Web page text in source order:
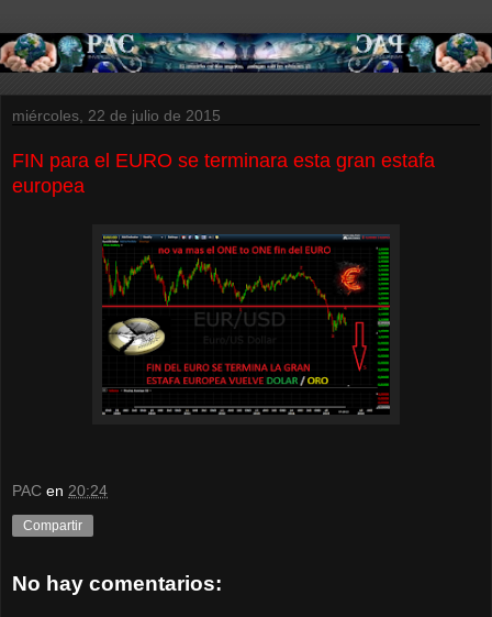
miércoles, 22 de julio de 2015
FIN para el EURO se terminara esta gran estafa
europea
PAC en 20:24
Compartir
No hay comentarios: